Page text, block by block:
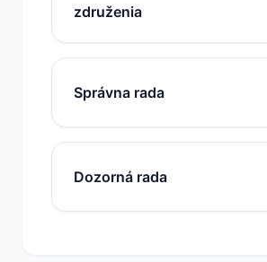
združenia
Správna rada
Dozorná rada